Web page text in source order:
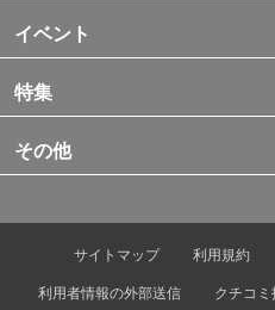
イベント
特集
その他
サイトマップ 利用規約
利用者情報の外部送信
クチコ